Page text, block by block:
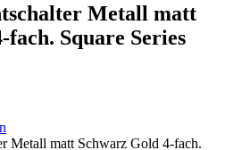
Metall matt
fach. Square Series